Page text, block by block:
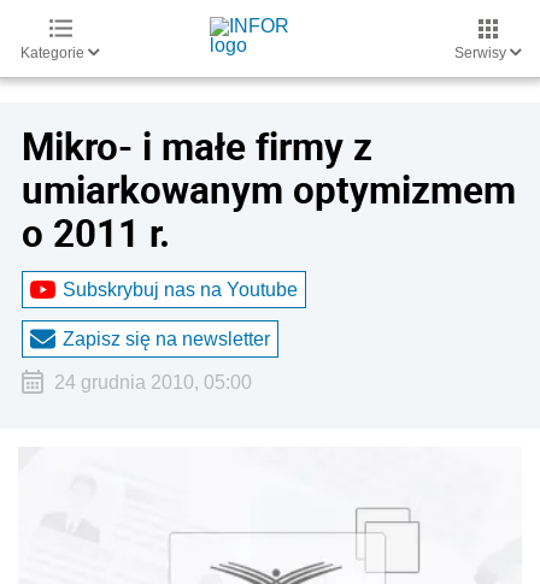
Kategorie Serwisy
Mikro- i małe firmy z
umiarkowanym optymizmem
o 2011 r.
Subskrybuj nas na Youtube
Zapisz się na newsletter
24 grudnia 2010, 05:00